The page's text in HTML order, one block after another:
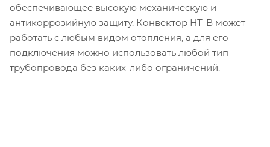
обеспечивающее высокую механическую и
антикоррозийную защиту. Конвектор НТ-В может
работать с любым видом отопления, а для его
подключения можно использовать любой тип
трубопровода без каких-либо ограничений.